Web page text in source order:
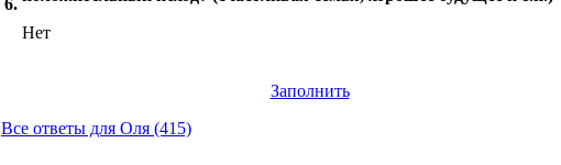
6.
Нет
Заполнить
Все ответы для Оля (415)